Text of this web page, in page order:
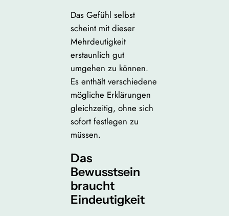
Das Gefühl selbst
scheint mit dieser
Mehrdeutigkeit
erstaunlich gut
umgehen zu können.
Es enthält verschiedene
mögliche Erklärungen
gleichzeitig, ohne sich
sofort festlegen zu
müssen.
Das
Bewusstsein
braucht
Eindeutigkeit